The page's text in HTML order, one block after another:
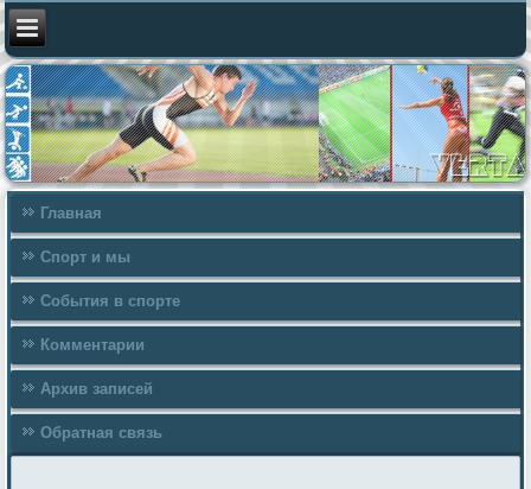
Главная
Спорт и мы
События в спорте
Комментарии
Архив записей
Обратная связь